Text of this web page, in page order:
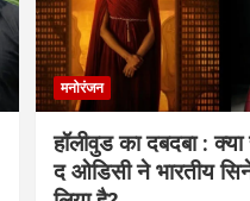
मनोरंजन
हॉलीवुड का दबदबा :
द ओडिसी ने भारतीय